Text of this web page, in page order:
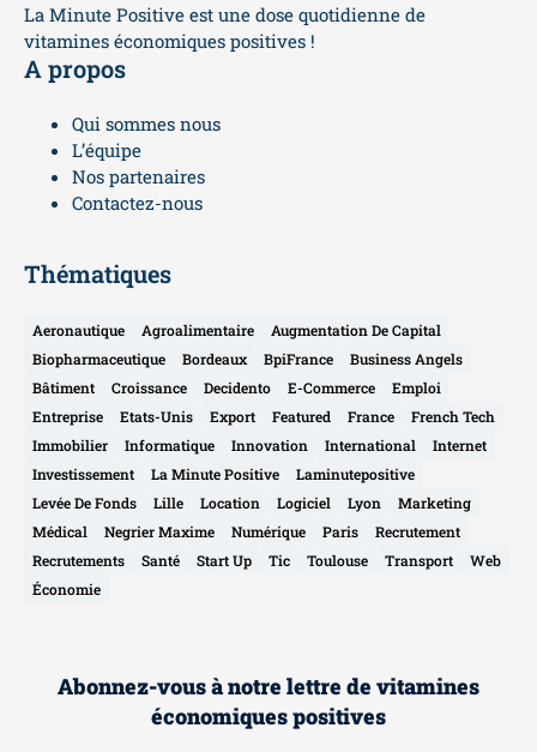
La Minute Positive est une dose quotidienne de
vitamines économiques positives !
A propos
Qui sommes nous
L’équipe
Nos partenaires
Contactez-nous
Thématiques
Aeronautique Agroalimentaire
Augmentation De Capital
Biopharmaceutique
Bordeaux BpiFrance
Business Angels
Bâtiment
Croissance Decidento E-Commerce
Emploi
Entreprise
Etats-Unis Export Featured France
French Tech
Immobilier
Informatique Innovation International
Internet
Investissement
La Minute Positive
Laminutepositive
Levée De Fonds
Lille Location Logiciel Lyon
Marketing
Médical
Negrier Maxime Numérique Paris
Recrutement
Recrutements
Santé Start Up Tic Toulouse Transport
Web
Économie
Abonnez-vous à notre lettre de vitamines
économiques positives